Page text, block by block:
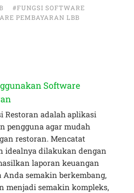
#FUNGSI SOFTWARE
PEMBAYARAN LBB
Software
Restoran adalah aplikasi
pengguna agar mudah
restoran. Mencatat
idealnya dilakukan dengan
laporan keuangan
semakin berkembang,
menjadi semakin kompleks,